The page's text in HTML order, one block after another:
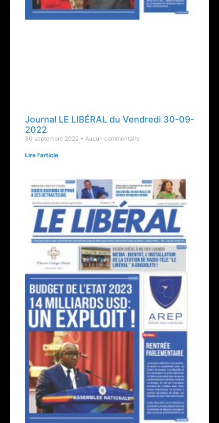
Journal LE LIBÉRAL du Vendredi 30-09-
2022
30 septembre 2022 Aucun commentaire
Lire l'article